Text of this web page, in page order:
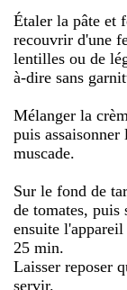
Étaler la pâte et
recouvrir d'une
lentilles ou de
à-dire sans
Mélanger la
puis
muscade.
Sur le fond de
de tomates, puis
ensuite
25 min.
Laisser reposer
servir.